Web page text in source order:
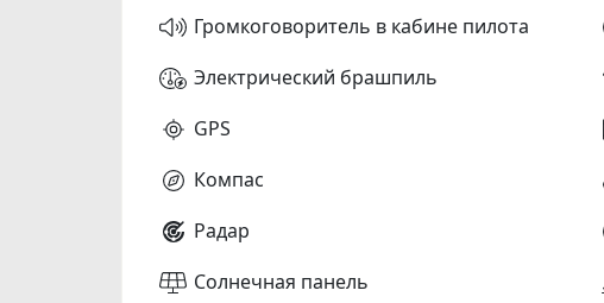
Громкоговоритель в кабине пилота
Электрический брашпиль
GPS
Компас
Радар
Солнечная панель